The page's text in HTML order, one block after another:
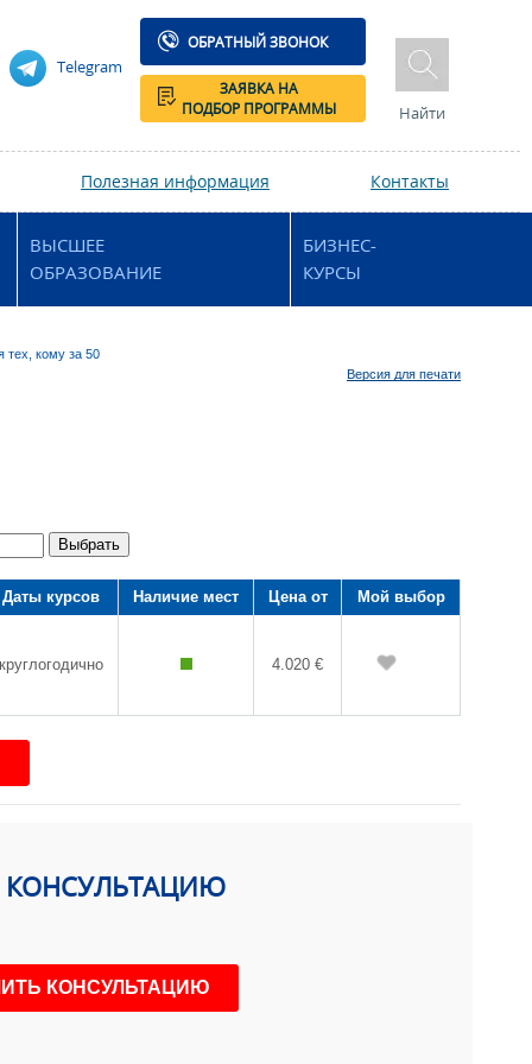
Telegram
ОБРАТНЫЙ ЗВОНОК
ЗАЯВКА НА
ПОДБОР ПРОГРАММЫ
Найти
Полезная информация Контакты
ВЫСШЕЕ
ОБРАЗОВАНИЕ
БИЗНЕС-
КУРСЫ
тех, кому за 50
Версия для печати
Выбрать
Даты курсов Наличие мест Цена от
Мой выбор
круглогодично 4.020 €
КОНСУЛЬТАЦИЮ